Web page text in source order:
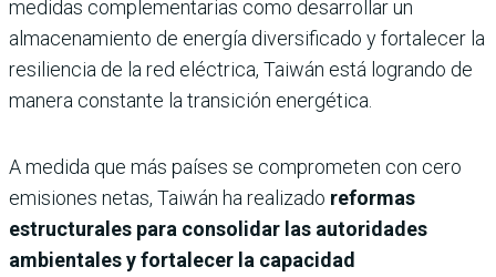
medidas complementarias como desarrollar un
almacenamiento de energía diversificado y fortalecer la
resiliencia de la red eléctrica, Taiwán está logrando de
manera constante la transición energética.
A medida que más países se comprometen con cero
emisiones netas, Taiwán ha realizado reformas
estructurales para consolidar las autoridades
ambientales y fortalecer la capacidad